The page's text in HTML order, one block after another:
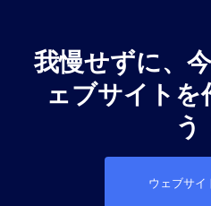
我慢せずに、
ェブサイトを
う
ウェブサイ